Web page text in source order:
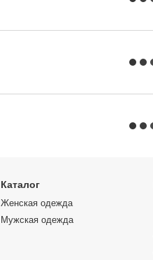
Каталог
Женская одежда
Мужская одежда